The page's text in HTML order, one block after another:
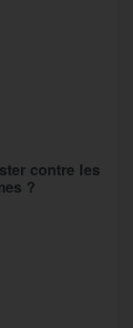
contre les
?